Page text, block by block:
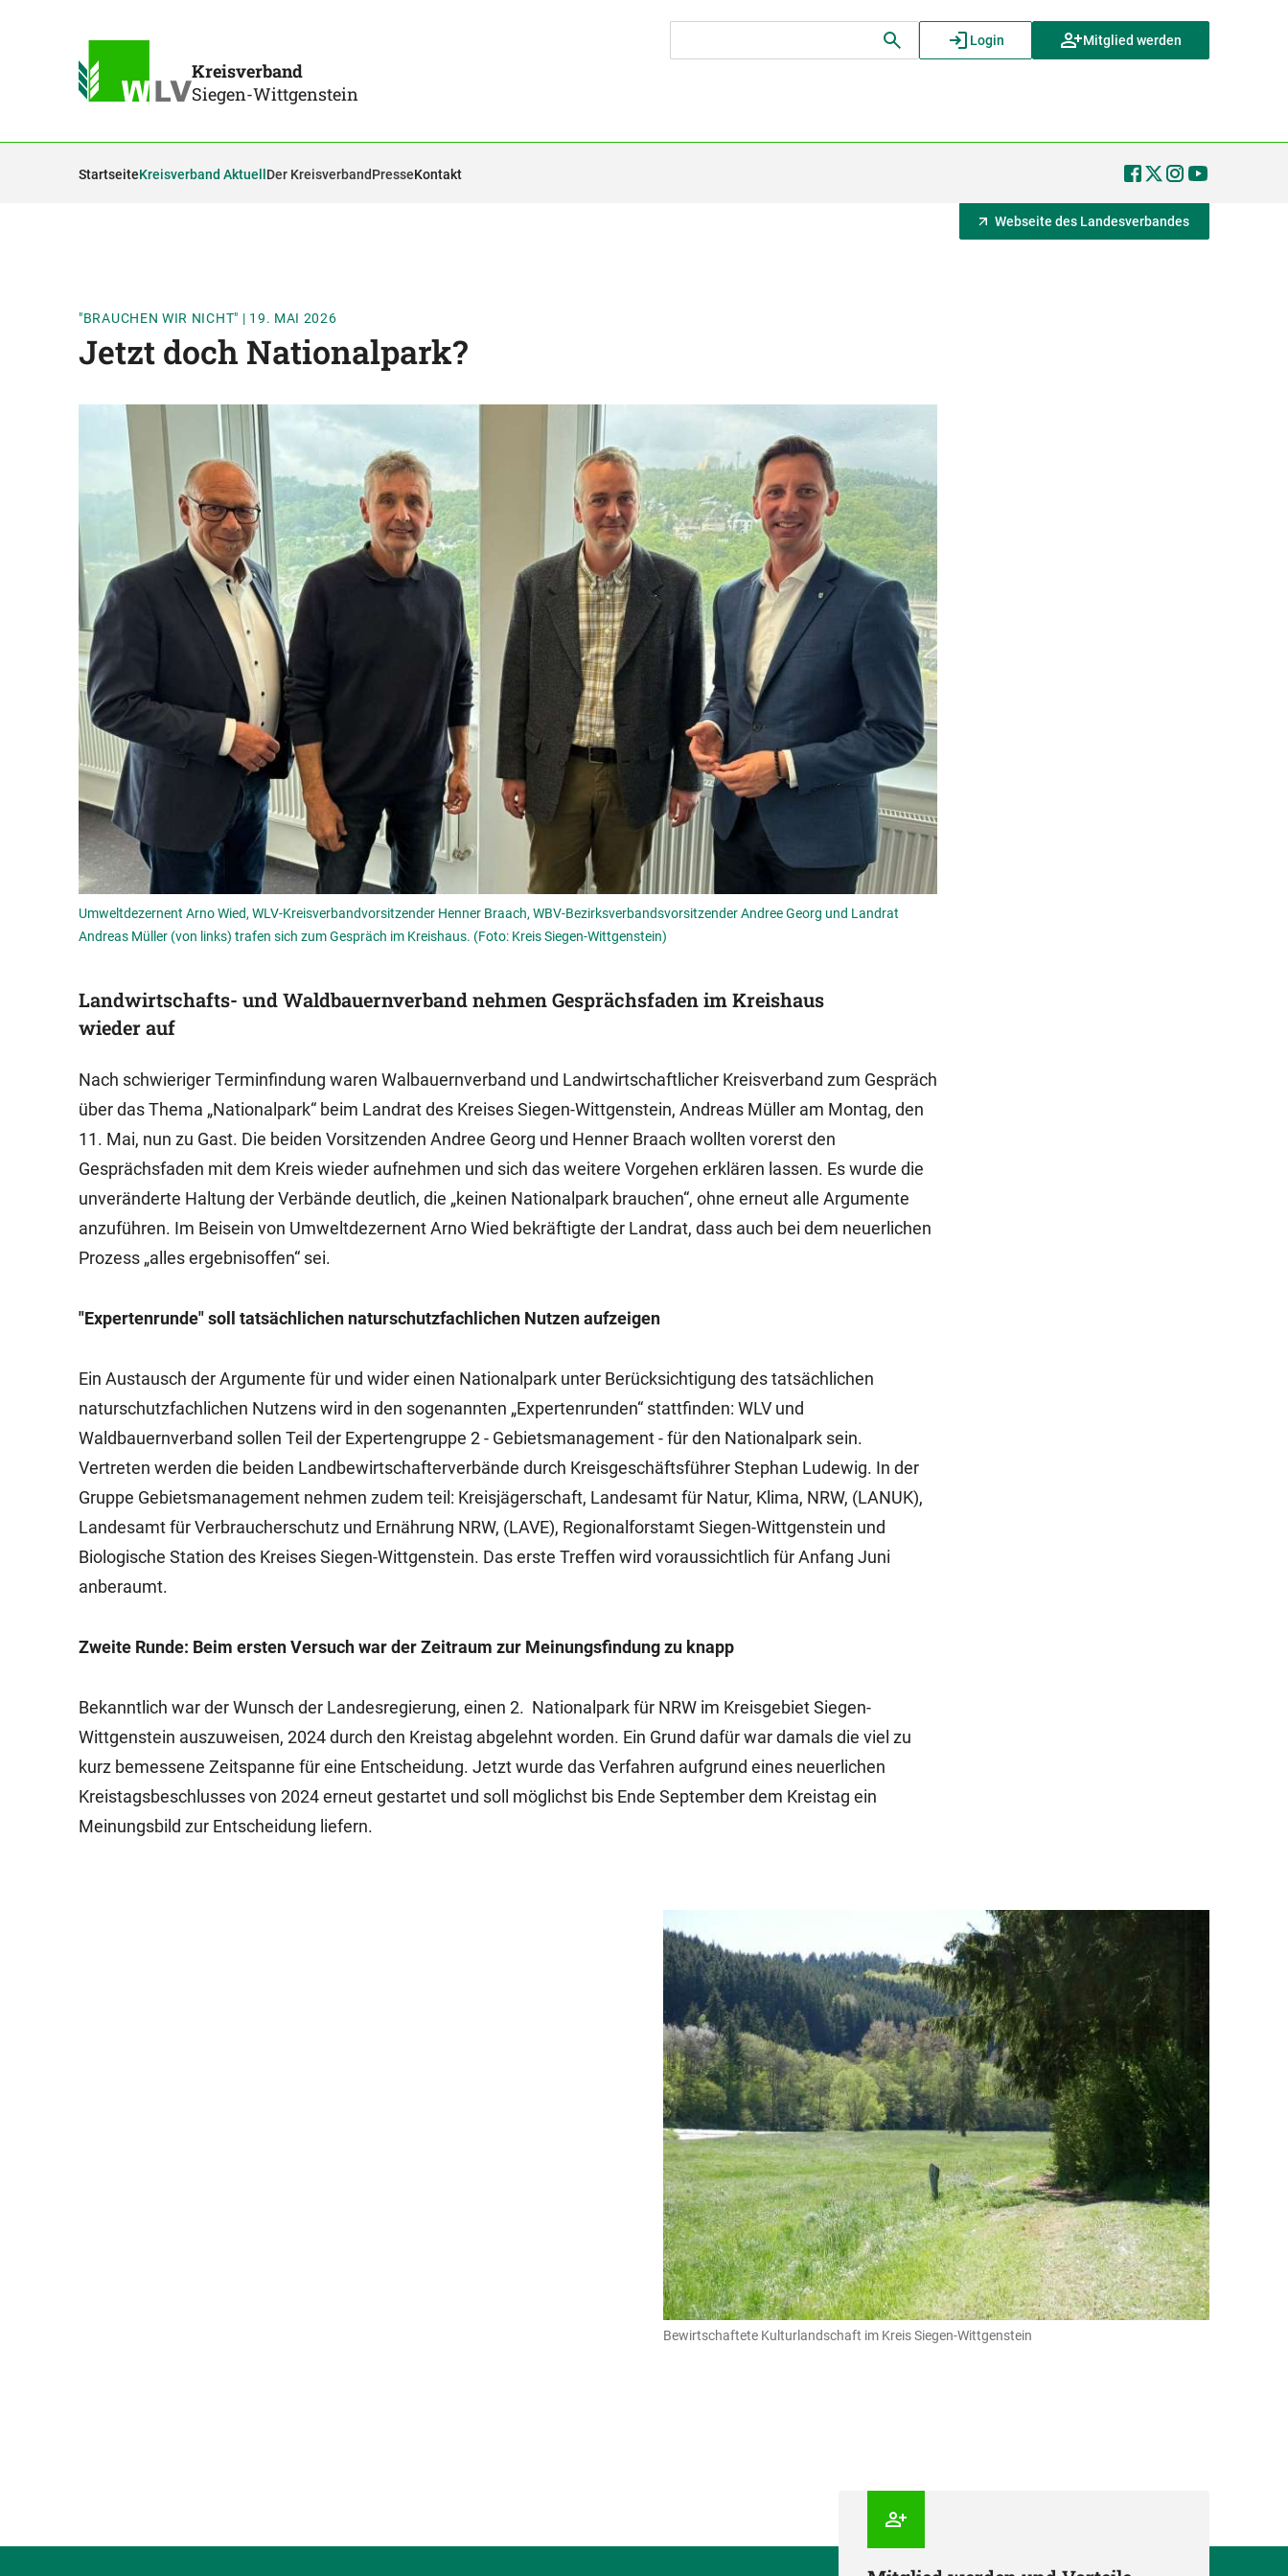
Kreisverband
Siegen-Wittgenstein
Login Mitglied werden
StartseiteKreisverband Aktuell Der KreisverbandPresseKontakt
Webseite des Landesverbandes
"BRAUCHEN WIR NICHT" | 19. MAI 2026
Jetzt doch Nationalpark?
Umweltdezernent Arno Wied, WLV-Kreisverbandvorsitzender Henner Braach, WBV-Bezirksverbandsvorsitzender Andree Georg und Landrat
Andreas Müller (von links) trafen sich zum Gespräch im Kreishaus. (Foto: Kreis Siegen-Wittgenstein)
Landwirtschafts- und Waldbauernverband nehmen Gesprächsfaden im Kreishaus
wieder auf
Nach schwieriger Terminfindung waren Walbauernverband und Landwirtschaftlicher Kreisverband zum Gespräch
über das Thema „Nationalpark“ beim Landrat des Kreises Siegen-Wittgenstein, Andreas Müller am Montag, den
11. Mai, nun zu Gast. Die beiden Vorsitzenden Andree Georg und Henner Braach wollten vorerst den
Gesprächsfaden mit dem Kreis wieder aufnehmen und sich das weitere Vorgehen erklären lassen. Es wurde die
unveränderte Haltung der Verbände deutlich, die „keinen Nationalpark brauchen“, ohne erneut alle Argumente
anzuführen. Im Beisein von Umweltdezernent Arno Wied bekräftigte der Landrat, dass auch bei dem neuerlichen
Prozess „alles ergebnisoffen“ sei.
"Expertenrunde" soll tatsächlichen naturschutzfachlichen Nutzen aufzeigen
Ein Austausch der Argumente für und wider einen Nationalpark unter Berücksichtigung des tatsächlichen
naturschutzfachlichen Nutzens wird in den sogenannten „Expertenrunden“ stattfinden: WLV und
Waldbauernverband sollen Teil der Expertengruppe 2 - Gebietsmanagement - für den Nationalpark sein.
Vertreten werden die beiden Landbewirtschafterverbände durch Kreisgeschäftsführer Stephan Ludewig. In der
Gruppe Gebietsmanagement nehmen zudem teil: Kreisjägerschaft, Landesamt für Natur, Klima, NRW, (LANUK),
Landesamt für Verbraucherschutz und Ernährung NRW, (LAVE), Regionalforstamt Siegen-Wittgenstein und
Biologische Station des Kreises Siegen-Wittgenstein. Das erste Treffen wird voraussichtlich für Anfang Juni
anberaumt.
Zweite Runde: Beim ersten Versuch war der Zeitraum zur Meinungsfindung zu knapp
Bekanntlich war der Wunsch der Landesregierung, einen 2. Nationalpark für NRW im Kreisgebiet Siegen-
Wittgenstein auszuweisen, 2024 durch den Kreistag abgelehnt worden. Ein Grund dafür war damals die viel zu
kurz bemessene Zeitspanne für eine Entscheidung. Jetzt wurde das Verfahren aufgrund eines neuerlichen
Kreistagsbeschlusses von 2024 erneut gestartet und soll möglichst bis Ende September dem Kreistag ein
Meinungsbild zur Entscheidung liefern.
Bewirtschaftete Kulturlandschaft im Kreis Siegen-Wittgenstein